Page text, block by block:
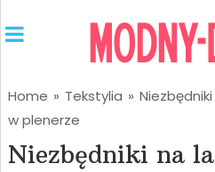
Home » Tekstylia »
w plenerze
Niezbędniki na